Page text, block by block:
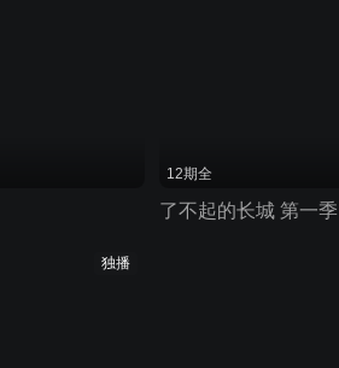
12期全
了不起的长城 第一季
独播